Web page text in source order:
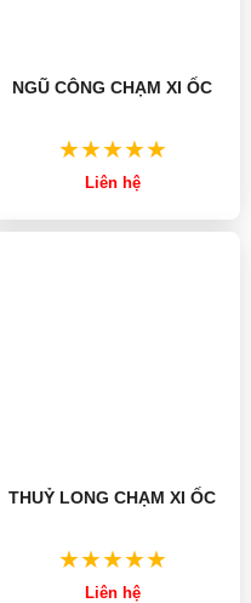
NGŨ CÔNG CHẠM XI ỐC
Liên hệ
THUỶ LONG CHẠM XI ỐC
Liên hệ